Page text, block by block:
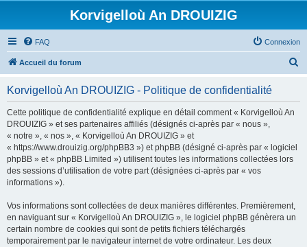
Korvigelloù An DROUIZIG
FAQ Connexion
Accueil du forum
Korvigelloù An DROUIZIG - Politique de confidentialité
Cette politique de confidentialité explique en détail comment « Korvigelloù An
DROUIZIG » et ses partenaires affiliés (désignés ci-après par « nous »,
« notre », « nos », « Korvigelloù An DROUIZIG » et
« https://www.drouizig.org/phpBB3 ») et phpBB (désigné ci-après par « logiciel
phpBB » et « phpBB Limited ») utilisent toutes les informations collectées lors
des sessions d’utilisation de votre part (désignées ci-après par « vos
informations »).
Vos informations sont collectées de deux manières différentes. Premièrement,
en naviguant sur « Korvigelloù An DROUIZIG », le logiciel phpBB génèrera un
certain nombre de cookies qui sont de petits fichiers téléchargés
temporairement par le navigateur internet de votre ordinateur. Les deux